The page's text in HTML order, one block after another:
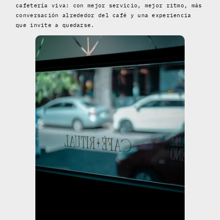
cafetería viva: con mejor servicio, mejor ritmo, más
conversación alrededor del café y una experiencia
que invite a quedarse.